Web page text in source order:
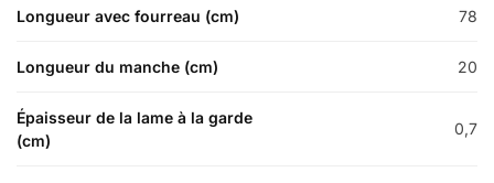
Longueur avec fourreau (cm) 78
Longueur du manche (cm) 20
Épaisseur de la lame à la garde
(cm)
0,7